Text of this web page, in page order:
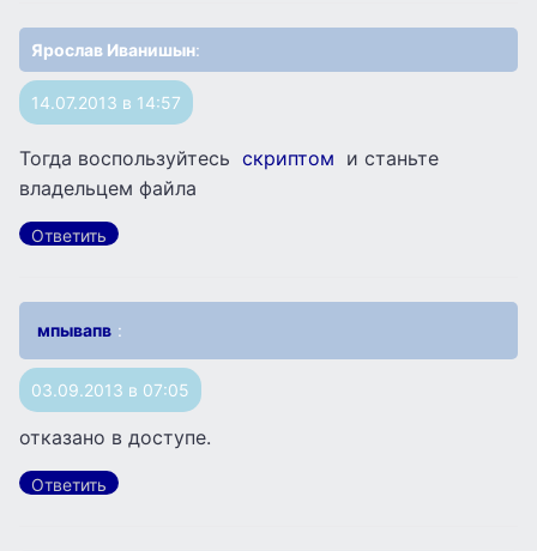
Ярослав Иванишын:
14.07.2013 в 14:57
Тогда воспользуйтесь скриптом и станьте
владельцем файла
Ответить
мпывапв :
03.09.2013 в 07:05
отказано в доступе.
Ответить